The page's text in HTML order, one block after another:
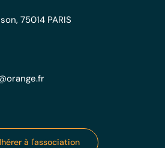
75014 PARIS
à l'association